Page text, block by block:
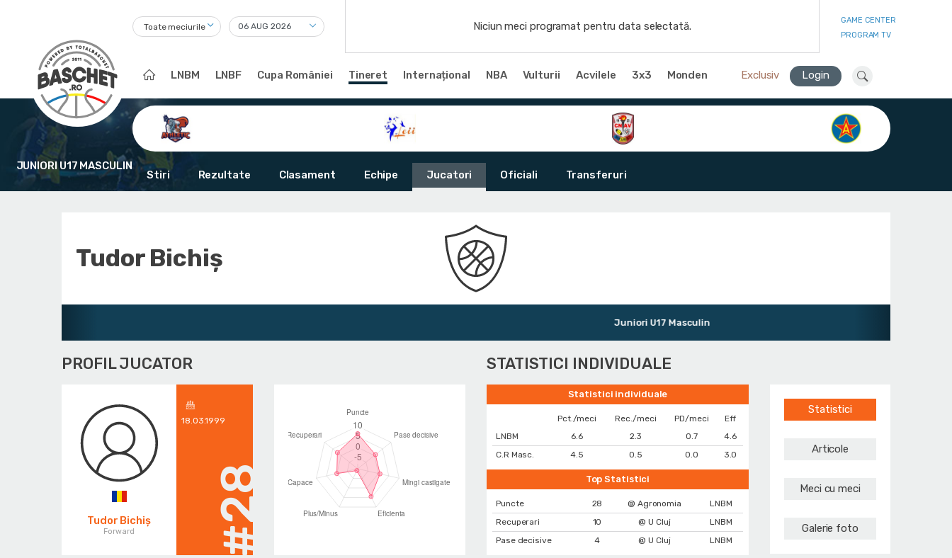
Toate meciurile Niciun meci programat pentru data selectată.
GAME CENTER
PROGRAM TV
LNBM LNBF Cupa României Tineret Internațional NBA Vulturii Acvilele 3x3 Monden Exclusiv Login
JUNIORI U17 MASCULIN
Stiri Rezultate Clasament Echipe Jucatori Oficiali Transferuri
Tudor Bichiș
Juniori U17 Masculin
PROFIL JUCATOR
Tudor Bichiș
Forward
18.03.1999
#28
STATISTICI INDIVIDUALE
Statistici individuale
Pct./meci Rec./meci PD/meci
Eff
LNBM
6.6 2.3 0.7
4.6
C.R Masc.
4.5 0.5 0.0 3.0
Top Statistici
Puncte 28 @ Agronomia
LNBM
Recuperari
10 @ U Cluj
LNBM
Pase decisive
4 @ U Cluj LNBM
Statistici
Articole
Meci cu meci
Galerie foto